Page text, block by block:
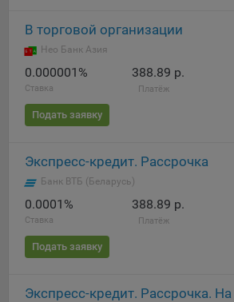
В торговой организации
Нео Банк Азия
0.000001%
Ставка
388.89 р.
Платёж
Подать заявку
Экспресс-кредит. Рассрочка
Банк ВТБ (Беларусь)
0.0001%
Ставка
388.89 р.
Платёж
Подать заявку
Экспресс-кредит. Рассрочка.